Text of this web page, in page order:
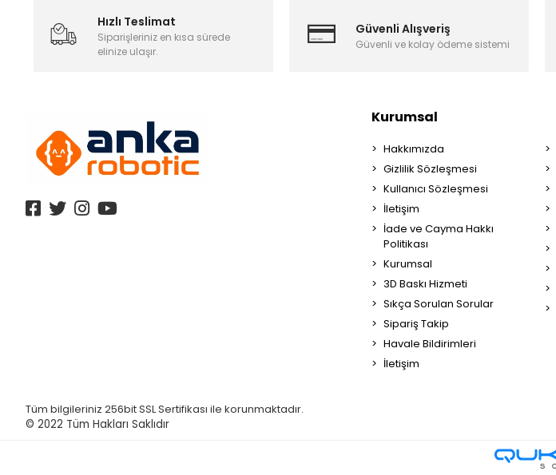
Hızlı Teslimat
Siparişleriniz en kısa sürede
elinize ulaşır.
Güvenli Alışveriş
Güvenli ve kolay ödeme sistemi
Kurumsal
Hakkımızda
Gizlilik Sözleşmesi
Kullanıcı Sözleşmesi
İletişim
İade ve Cayma Hakkı
Politikası
Kurumsal
3D Baskı Hizmeti
Sıkça Sorulan Sorular
Sipariş Takip
Havale Bildirimleri
İletişim
Tüm bilgileriniz 256bit SSL Sertifikası ile korunmaktadır.
© 2022 Tüm Hakları Saklıdır